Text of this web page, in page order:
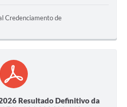
Credenciamento de
Resultado Definitivo da